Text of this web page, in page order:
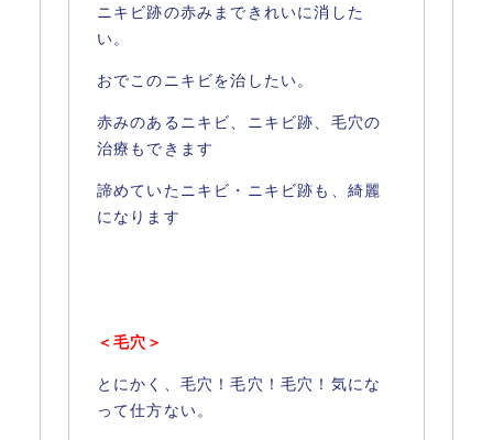
ニキビ跡の赤みまできれいに消した
い。
おでこのニキビを治したい。
赤みのあるニキビ、ニキビ跡、毛穴の
治療もできます
諦めていたニキビ・ニキビ跡も、綺麗
になります
＜毛穴＞
とにかく、毛穴！毛穴！毛穴！気にな
って仕方ない。